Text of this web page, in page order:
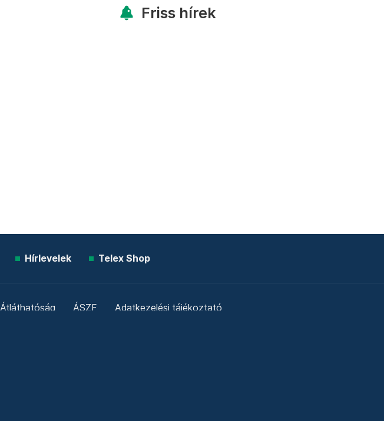
Friss hírek
Hírlevelek Telex Shop
Átláthatóság ÁSZF Adatkezelési tájékoztató